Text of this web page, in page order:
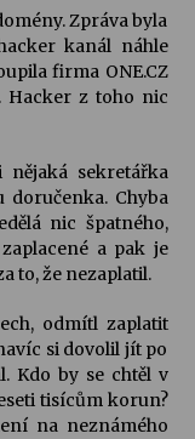
Zpráva byla
kanál náhle
firma ONE.CZ
Hacker z toho nic
nějaká sekretářka
doručenka. Chyba
nic špatného,
a pak je
to, že nezaplatil.
odmítl zaplatit
si dovolil jít po
Kdo by se chtěl v
tisícům korun?
na neznámého